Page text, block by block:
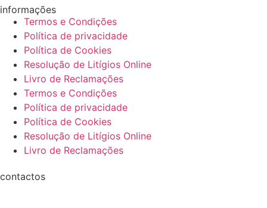
informações
Termos e Condições
Política de privacidade
Política de Cookies
Resolução de Litígios Online
Livro de Reclamações
Termos e Condições
Política de privacidade
Política de Cookies
Resolução de Litígios Online
Livro de Reclamações
contactos